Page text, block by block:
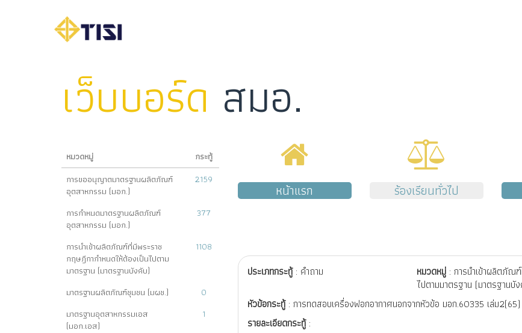
เว็บบอร์ด สมอ.
หมวดหมู่
กระทู้
การขออนุญาตมาตรฐานผลิตภัณฑ์
อุตสาหกรรม (มอก.)
2159
การกำหนดมาตรฐานผลิตภัณฑ์
อุตสาหกรรม (มอก.)
377
การนำเข้าผลิตภัณฑ์ที่มีพระราช
กฤษฎีกากำหนดให้ต้องเป็นไปตาม
มาตรฐาน (มาตรฐานบังคับ)
1108
มาตรฐานผลิตภัณฑ์ชุมชน (มผช.)
0
มาตรฐานอุตสาหกรรมเอส
(มอก.เอส)
1
หน้าแรก ร้องเรียนทั่วไป
ประเภทกระทู้ : คำถาม หมวดหมู่ : การนำเข้าผลิตภัณ
ไปตามมาตรฐาน (มาตรฐานบั
หัวข้อกระทู้ : การทดสอบเครื่องฟอกอากาศนอกจากหัวข้อ มอก.60335 เล่ม2(65)
รายละเอียดกระทู้ :